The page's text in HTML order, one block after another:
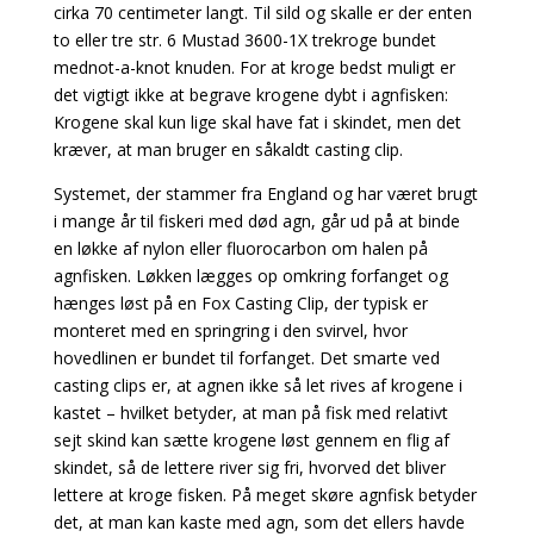
cirka 70 centimeter langt. Til sild og skalle erder enten
to eller tre str. 6 Mustad 3600-1X trekroge bundet
mednot-a-knot knuden. For at kroge bedst muligt er
det vigtigt ikke at begrave krogene dybt i agnfisken:
Krogene skal kun lige skal have fat i skindet, men det
kræver, at man bruger en såkaldt casting clip.
Systemet, der stammer fra England og har været brugt
i mange år til fiskeri med død agn, går ud på at binde
en løkke af nylon eller fluorocarbon om halen på
agnfisken. Løkken lægges op omkringforfanget og
hænges løst på en Fox Casting Clip, der typisk er
monteret med en springring i den svirvel, hvor
hovedlinen er bundet til forfanget. Det smarte ved
casting clips er, at agnen ikke så let rives af krogene i
kastet – hvilket betyder, at man på fisk med relativt
sejt skind kan sætte krogene løst gennem en flig af
skindet, så de lettere river sig fri, hvorved det bliver
lettere at kroge fisken. På meget skøre agnfisk betyder
det, at man kan kaste med agn, som det ellers havde